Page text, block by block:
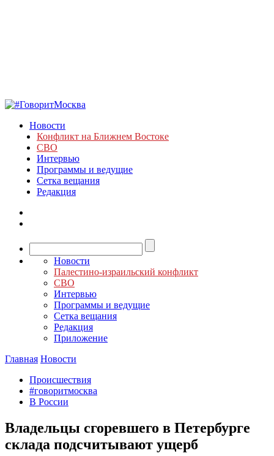
Новости
Конфликт на Ближнем Востоке
СВО
Интервью
Программы и ведущие
Сетка вещания
Редакция
Новости
Палестино-израильский конфликт
СВО
Интервью
Программы и ведущие
Сетка вещания
Редакция
Приложение
Главная Новости
Происшествия
#говоритмосква
В России
Владельцы сгоревшего в Петербурге
склада подсчитывают ущерб